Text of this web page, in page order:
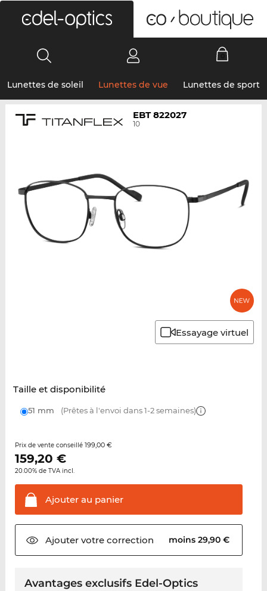
Lunettes de soleil Lunettes de vue Lunettes de sport
EBT 822027
10
Essayage virtuel
Taille et disponibilité
51 mm (Prêtes à l'envoi dans 1-2 semaines)
Prix de vente conseillé 199,00 €
159,20 €
20.00% de TVA incl.
Ajouter au panier
Ajouter votrecorrection moins 29,90 €
Avantages exclusifs Edel-Optics